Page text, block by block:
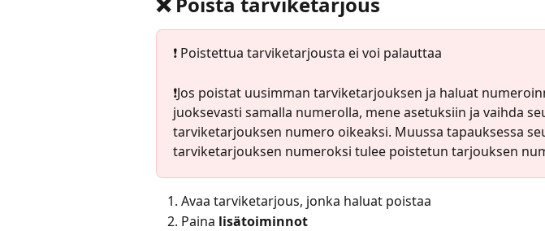
❗️ Poistettua tarviketarjousta ei voi palauttaa
❗️Jos poistat uusimman tarviketarjouksen ja haluat
juoksevasti samalla numerolla, mene asetuksiin ja vaihda
tarviketarjouksen numero oikeaksi. Muussa tapauksessa
tarviketarjouksen numeroksi tulee poistetun tarjouksen
Avaa tarviketarjous, jonka haluat poistaa
Paina lisätoiminnot